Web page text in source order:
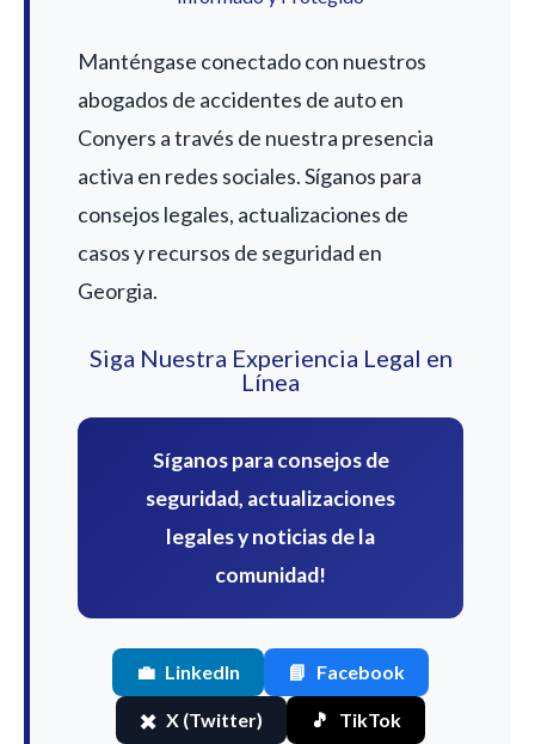
Manténgase conectado con nuestros
abogados de accidentes de auto en
Conyers a través de nuestra presencia
activa en redes sociales. Síganos para
consejos legales, actualizaciones de
casos y recursos de seguridad en
Georgia.
Siga Nuestra Experiencia Legal en
Línea
Síganos para consejos de
seguridad, actualizaciones
legales y noticias de la
comunidad!
💼 LinkedIn 📘 Facebook
✖️ X (Twitter) 🎵 TikTok